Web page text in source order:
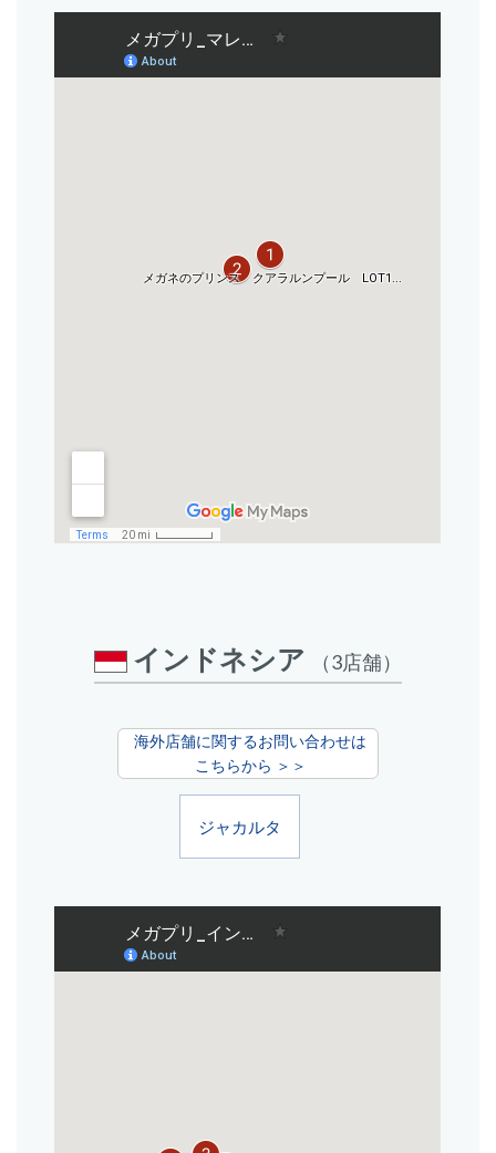
インドネシア （3店舗）
海外店舗に関するお問い合わせは
こちらから ＞＞
ジャカルタ